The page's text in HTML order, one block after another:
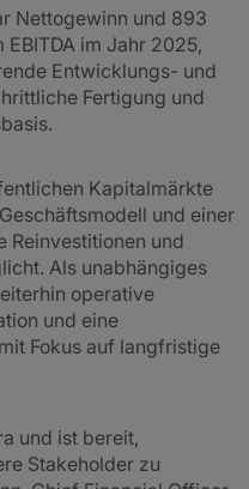
Nettogewinn und 893
im Jahr 2025,
Entwicklungs- und
Fertigung und
Kapitalmärkte
und einer
Reinvestitionen und
Als unabhängiges
operative
und eine
Fokus auf langfristige
und ist bereit,
Stakeholder zu